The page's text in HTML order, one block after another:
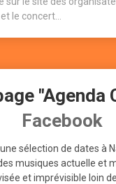
le concert...
"Agenda
Facebook
sélection de dates à
musiques actuelle et
et imprévisible loin